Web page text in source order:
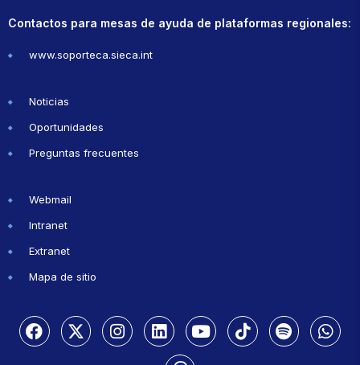
Contactos para mesas de ayuda de plataformas regionales:
www.soporteca.sieca.int
Noticias
Oportunidades
Preguntas frecuentes
Webmail
Intranet
Extranet
Mapa de sitio